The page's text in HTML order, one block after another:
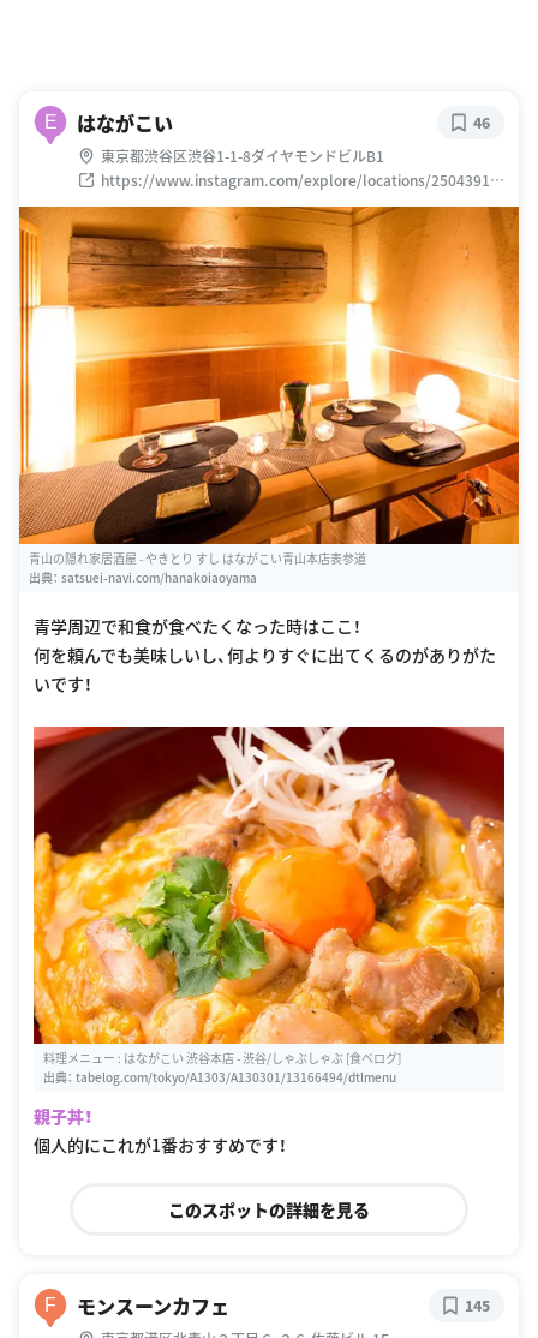
E はながこい
東京都渋谷区渋谷1-1-8ダイヤモンドビルB1
https://www.instagram.com/explore/locations/25043919
2
46
青山の隠れ家居酒屋 - やきとり すし はながこい青山本店表参道
出典： satsuei-navi.com/hanakoiaoyama
青学周辺で和食が食べたくなった時はここ！
何を頼んでも美味しいし、何よりすぐに出てくるのがありがた
いです！
料理メニュー : はながこい 渋谷本店 - 渋谷/しゃぶしゃぶ [食べログ]
出典： tabelog.com/tokyo/A1303/A130301/13166494/dtlmenu
親子丼！
個人的にこれが1番おすすめです！
このスポットの詳細を見る
F モンスーンカフェ 145